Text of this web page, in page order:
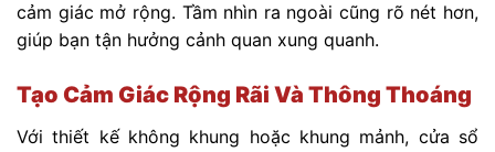
cảm giác mở rộng. Tầm nhìn ra ngoài cũng rõ nét hơn,
giúp bạn tận hưởng cảnh quan xung quanh.
Tạo Cảm Giác Rộng Rãi Và Thông Thoáng
Với thiết kế không khung hoặc khung mảnh, cửa sổ